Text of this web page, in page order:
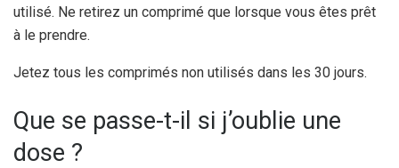
utilisé. Ne retirez un comprimé que lorsque vous êtes prêt
à le prendre.
Jetez tous les comprimés non utilisés dans les 30 jours.
Que se passe-t-il si j’oublie une
dose ?